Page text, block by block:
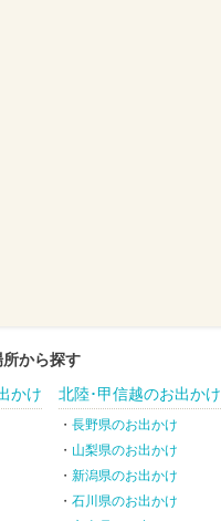
から探す
かけ
北陸･甲信越のお出かけ
長野県のお出かけ
山梨県のお出かけ
新潟県のお出かけ
石川県のお出かけ